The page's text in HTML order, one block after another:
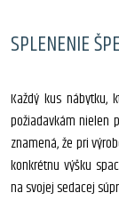
SPLENENIE
Každý kus nábytku,
požiadavkám nielen
znamená, že pri
konkrétnu výšku
na svojej sedacej